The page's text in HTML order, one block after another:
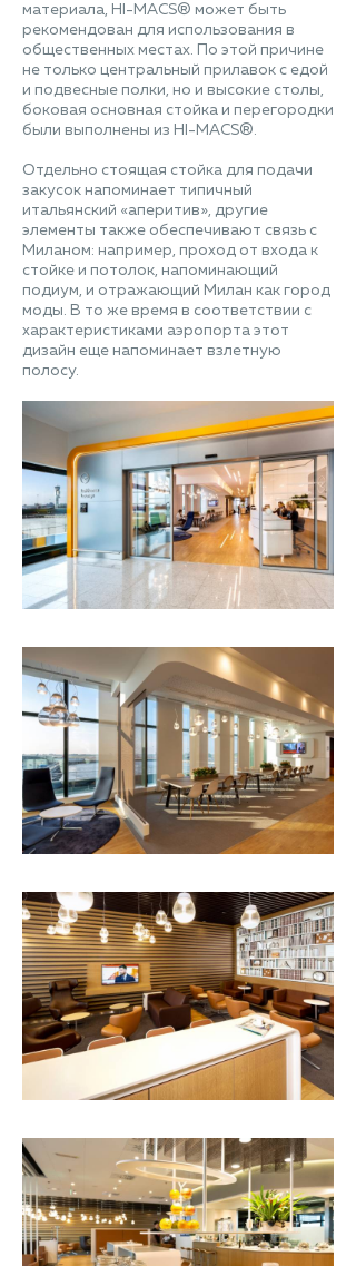
материала, HI-MACS® может быть
рекомендован для использования в
общественных местах. По этой причине
не только центральный прилавок с едой
и подвесные полки, но и высокие столы,
боковая основная стойка и перегородки
были выполнены из HI-MACS®.
Отдельно стоящая стойка для подачи
закусок напоминает типичный
итальянский «аперитив», другие
элементы также обеспечивают связь с
Миланом: например, проход от входа к
стойке и потолок, напоминающий
подиум, и отражающий Милан как город
моды. В то же время в соответствии с
характеристиками аэропорта этот
дизайн еще напоминает взлетную
полосу.